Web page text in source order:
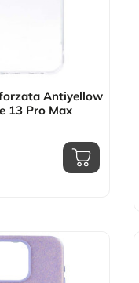
Antiyellow
13 Pro Max